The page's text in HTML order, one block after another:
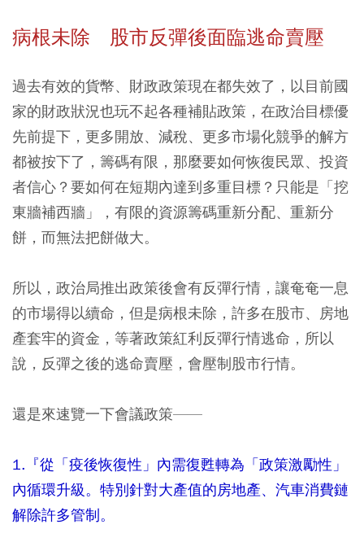
病根未除 股市反彈後面臨逃命賣壓
過去有效的貨幣、財政政策現在都失效了，以目前國
家的財政狀況也玩不起各種補貼政策，在政治目標優
先前提下，更多開放、減稅、更多市場化競爭的解方
都被按下了，籌碼有限，那麼要如何恢復民眾、投資
者信心？要如何在短期內達到多重目標？只能是「挖
東牆補西牆」，有限的資源籌碼重新分配、重新分
餅，而無法把餅做大。
所以，政治局推出政策後會有反彈行情，讓奄奄一息
的市場得以續命，但是病根未除，許多在股市、房地
產套牢的資金，等著政策紅利反彈行情逃命，所以
說，反彈之後的逃命賣壓，會壓制股市行情。
還是來速覽一下會議政策——
1.『從「疫後恢復性」內需復甦轉為「政策激勵性」
內循環升級。特別針對大產值的房地產、汽車消費鏈
解除許多管制。